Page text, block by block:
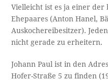
Vielleicht ist es ja einer der
Ehepaares (Anton Hanel,
Auskochereibesitzer).
nicht gerade zu erheitern.
Johann Paul ist in den
Hofer-Straße 5 zu finden